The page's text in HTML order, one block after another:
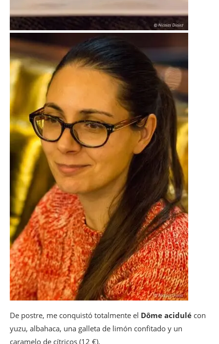
De postre, me conquistó totalmente el Dôme acidulé con
yuzu, albahaca, una galleta de limón confitado y un
caramelo de cítricos (12 €).